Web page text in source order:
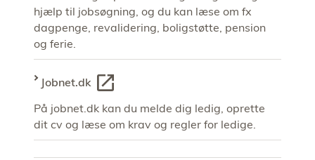
hjælp til jobsøgning, og du kan læse om fx
dagpenge, revalidering, boligstøtte, pension
og ferie.
Jobnet.dk
På jobnet.dk kan du melde dig ledig, oprette
dit cv og læse om krav og regler for ledige.